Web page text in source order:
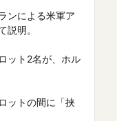
ンによる米軍ア
説明。
ット2名が、ホル
ットの間に「挟